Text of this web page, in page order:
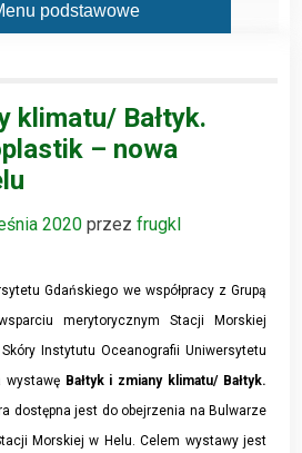
podstawowe
klimatu/ Bałtyk.
– nowa
2020przez frugkl
Gdańskiego we współpracy z Grupą
merytorycznym Stacji Morskiej
Instytutu Oceanografii Uniwersytetu
wystawę Bałtyk i zmiany klimatu/ Bałtyk.
dostępna jest do obejrzenia na Bulwarze
Morskiej w Helu. Celem wystawy jest